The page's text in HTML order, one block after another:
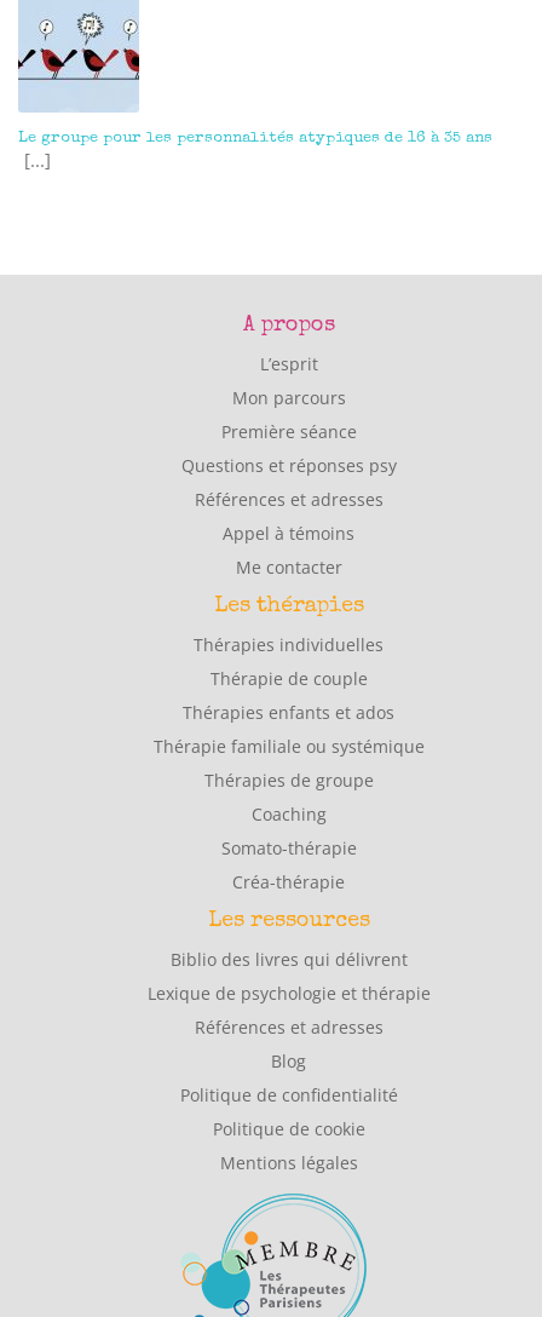
Le groupe pour les personnalités atypiques de 16 à 35 ans
[...]
A propos
L’esprit
Mon parcours
Première séance
Questions et réponses psy
Références et adresses
Appel à témoins
Me contacter
Les thérapies
Thérapies individuelles
Thérapie de couple
Thérapies enfants et ados
Thérapie familiale ou systémique
Thérapies de groupe
Coaching
Somato-thérapie
Créa-thérapie
Les ressources
Biblio des livres qui délivrent
Lexique de psychologie et thérapie
Références et adresses
Blog
Politique de confidentialité
Politique de cookie
Mentions légales